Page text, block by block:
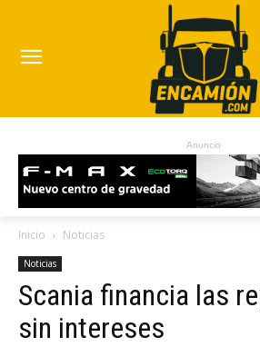
Anuncio
Inicio Noticias
Noticias
Scania financia las
sin intereses